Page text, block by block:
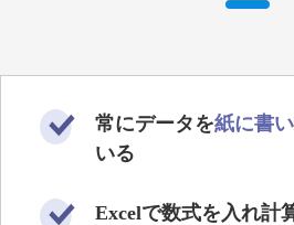
常にデータを紙に書
いる
Excelで数式を入れ計